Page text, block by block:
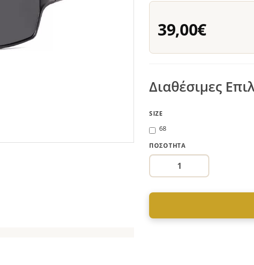
39,00€
Διαθέσιμες
SIZE
68
ΠΟΣΌΤΗΤΑ